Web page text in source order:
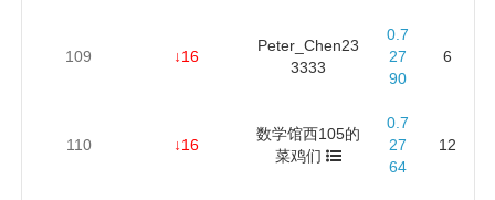
109 ↓16
Peter_Chen23
3333
0.7
27
90
6
110 ↓16
数学馆西105的
菜鸡们
0.7
27
64
12